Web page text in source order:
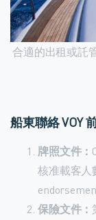
合適的出租或託
船東聯絡 VOY
牌照文件：
核准載客人
保險文件：